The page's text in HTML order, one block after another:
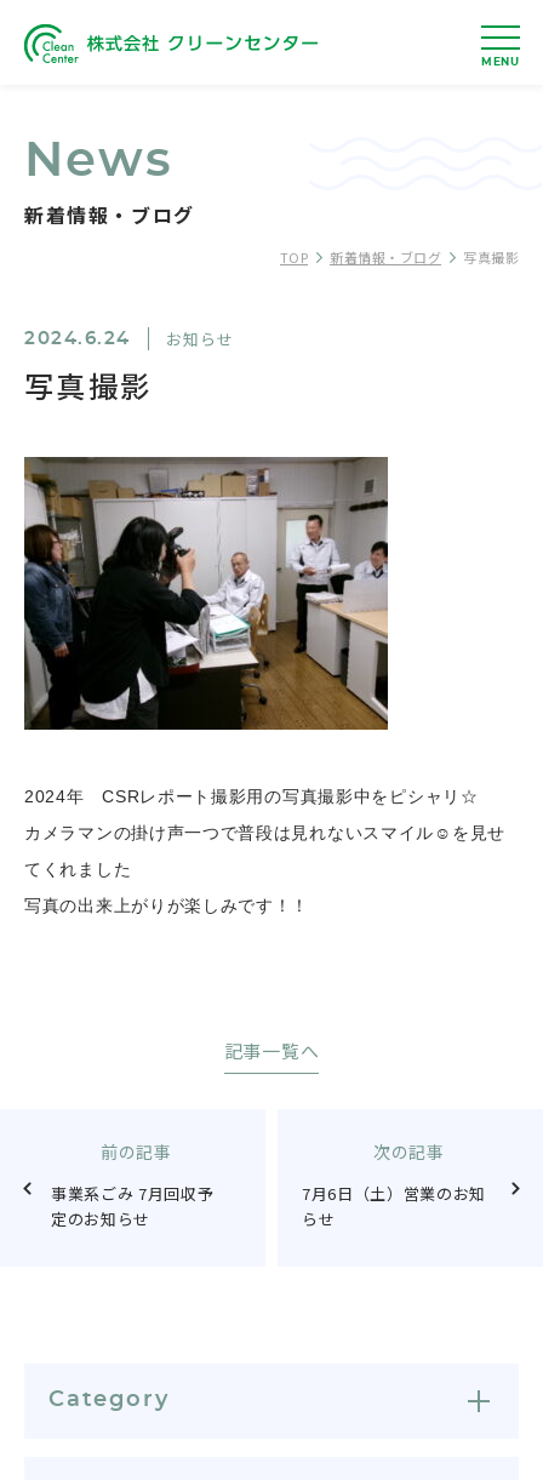
MENU
News
新着情報・ブログ
TOP 新着情報・ブログ 写真撮影
写真撮影
2024.6.24 お知らせ
2024年 CSRレポート撮影用の写真撮影中をピシャリ☆
カメラマンの掛け声一つで普段は見れないスマイル☺を見せ
てくれました
写真の出来上がりが楽しみです！！
Category
前の記事
事業系ごみ 7月回収予
定のお知らせ
記事一覧へ
次の記事
7月6日（土）営業のお知
らせ